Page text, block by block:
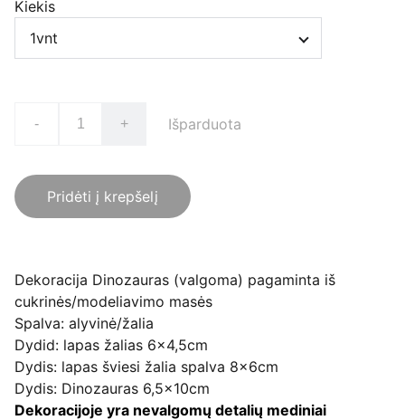
Kiekis
- + Išparduota
Pridėti į krepšelį
Dekoracija Dinozauras (valgoma) pagaminta iš
cukrinės/modeliavimo masės
Spalva: alyvinė/žalia
Dydid: lapas žalias 6x4,5cm
Dydis: lapas šviesi žalia spalva 8x6cm
Dydis: Dinozauras 6,5x10cm
Dekoracijoje yra nevalgomų detalių mediniai